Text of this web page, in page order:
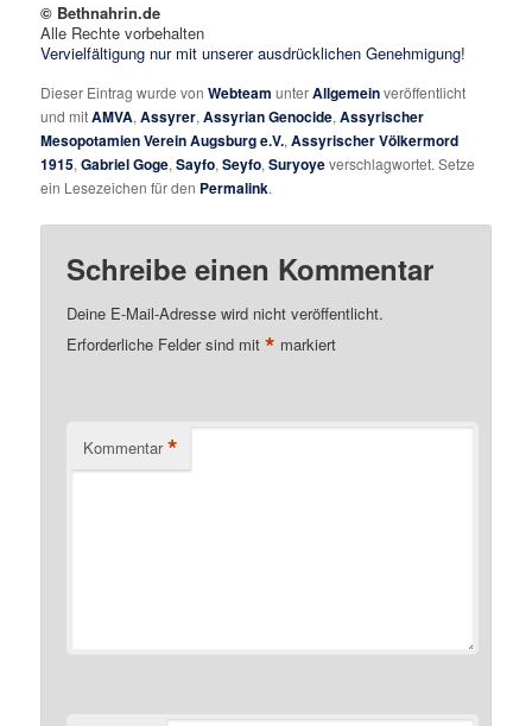
© Bethnahrin.de
Alle Rechte vorbehalten
Vervielfältigung nur mit unserer ausdrücklichen Genehmigung!
Dieser Eintrag wurde vonWebteam unterAllgemeinveröffentlicht
und mitAMVA,Assyrer,Assyrian Genocide,Assyrischer
Mesopotamien Verein Augsburg e.V.,Assyrischer Völkermord
1915,Gabriel Goge,Sayfo,Seyfo,Suryoyeverschlagwortet. Setze
ein Lesezeichen für den Permalink.
Schreibe einen Kommentar
Deine E-Mail-Adresse wird nicht veröffentlicht.
Erforderliche Felder sind mit* markiert
Kommentar *